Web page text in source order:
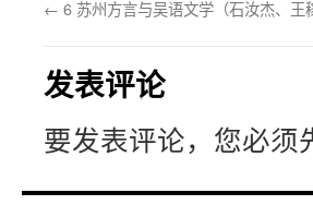
← 6 苏州方言与吴语文学（石汝杰、王
发表评论
要发表评论，您必须